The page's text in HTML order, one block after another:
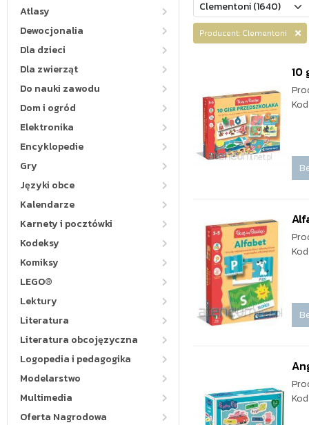
Atlasy
Dewocjonalia
Dla dzieci
Dla zwierząt
Do nauki zawodu
Dom i ogród
Elektronika
Encyklopedie
Gry
Języki obce
Kalendarze
Karnety i pocztówki
Kodeksy
Komiksy
LEGO®
Lektury
Literatura
Literatura obcojęzyczna
Logopedia i pedagogika
Modelarstwo
Multimedia
Oferta Nagrodowa
Producent: Clementoni
10